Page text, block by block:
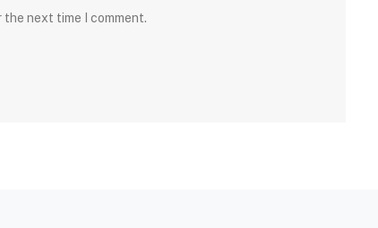
the next time I comment.